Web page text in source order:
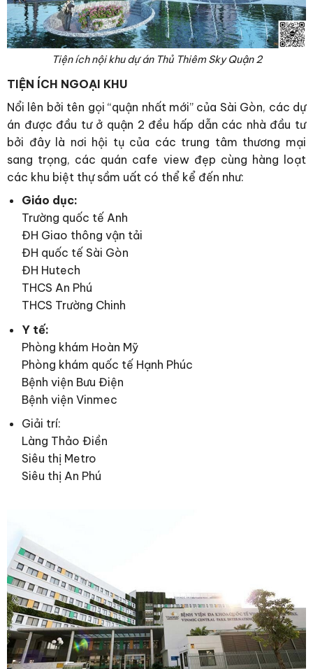
Tiện ích nội khu dự án Thủ Thiêm Sky Quận 2
TIỆN ÍCH NGOẠI KHU
Nổi lên bởi tên gọi “quận nhất mới” của Sài Gòn, các dự
án được đầu tư ở quận 2 đều hấp dẫn các nhà đầu tư
bởi đây là nơi hội tụ của các trung tâm thương mại
sang trọng, các quán cafe view đẹp cùng hàng loạt
các khu biệt thự sầm uất có thể kể đến như:
Giáo dục:
Trường quốc tế Anh
ĐH Giao thông vận tải
ĐH quốc tế Sài Gòn
ĐH Hutech
THCS An Phú
THCS Trường Chinh
Y tế:
Phòng khám Hoàn Mỹ
Phòng khám quốc tế Hạnh Phúc
Bệnh viện Bưu Điện
Bệnh viện Vinmec
Giải trí:
Làng Thảo Điền
Siêu thị Metro
Siêu thị An Phú